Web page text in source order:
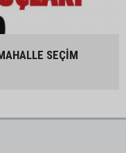
SEÇİM